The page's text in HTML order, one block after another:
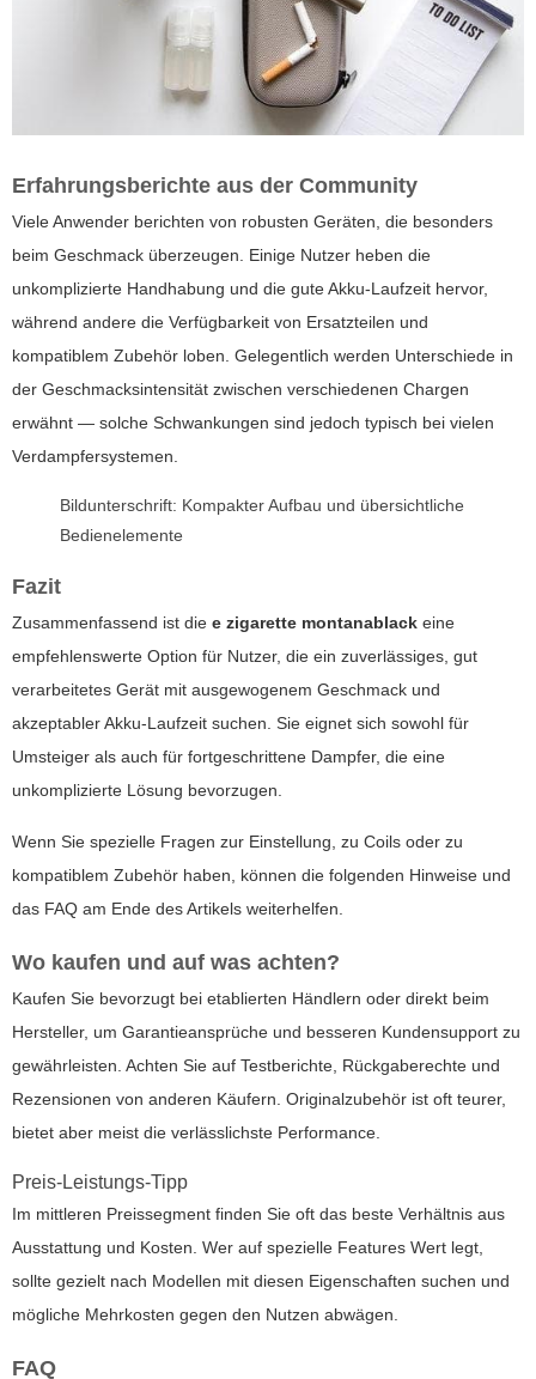
Erfahrungsberichte aus der Community
Viele Anwender berichten von robusten Geräten, die besonders
beim Geschmack überzeugen. Einige Nutzer heben die
unkomplizierte Handhabung und die gute Akku-Laufzeit hervor,
während andere die Verfügbarkeit von Ersatzteilen und
kompatiblem Zubehör loben. Gelegentlich werden Unterschiede in
der Geschmacksintensität zwischen verschiedenen Chargen
erwähnt — solche Schwankungen sind jedoch typisch bei vielen
Verdampfersystemen.
Bildunterschrift: Kompakter Aufbau und übersichtliche
Bedienelemente
Fazit
Zusammenfassend ist die e zigarette montanablack eine
empfehlenswerte Option für Nutzer, die ein zuverlässiges, gut
verarbeitetes Gerät mit ausgewogenem Geschmack und
akzeptabler Akku-Laufzeit suchen. Sie eignet sich sowohl für
Umsteiger als auch für fortgeschrittene Dampfer, die eine
unkomplizierte Lösung bevorzugen.
Wenn Sie spezielle Fragen zur Einstellung, zu Coils oder zu
kompatiblem Zubehör haben, können die folgenden Hinweise und
das FAQ am Ende des Artikels weiterhelfen.
Wo kaufen und auf was achten?
Kaufen Sie bevorzugt bei etablierten Händlern oder direkt beim
Hersteller, um Garantieansprüche und besseren Kundensupport zu
gewährleisten. Achten Sie auf Testberichte, Rückgaberechte und
Rezensionen von anderen Käufern. Originalzubehör ist oft teurer,
bietet aber meist die verlässlichste Performance.
Preis-Leistungs-Tipp
Im mittleren Preissegment finden Sie oft das beste Verhältnis aus
Ausstattung und Kosten. Wer auf spezielle Features Wert legt,
sollte gezielt nach Modellen mit diesen Eigenschaften suchen und
mögliche Mehrkosten gegen den Nutzen abwägen.
FAQ